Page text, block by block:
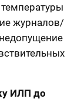
журналов/
ИЛП до